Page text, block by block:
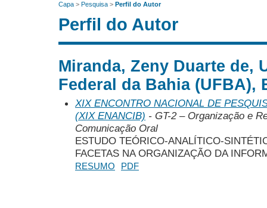
Capa > Pesquisa > Perfil do Autor
Perfil do Autor
Miranda, Zeny Duarte de,
Federal da Bahia (UFBA),
XIX ENCONTRO NACIONAL DE
(XIX ENANCIB) - GT-2 – Organização e
Comunicação Oral
ESTUDO TEÓRICO-ANALÍTICO-
FACETAS NA ORGANIZAÇÃO DA
RESUMO PDF